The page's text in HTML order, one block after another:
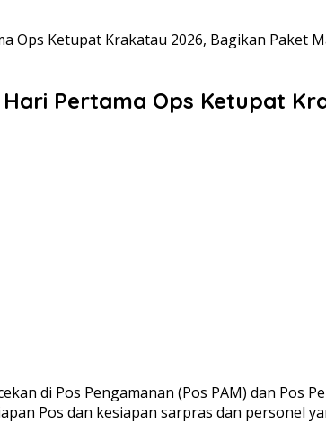
Ops Ketupat Krakatau 2026, Bagikan Paket
Hari Pertama Ops Ketupat
di Pos Pengamanan (Pos PAM) dan Pos
Pos dan kesiapan sarpras dan personel